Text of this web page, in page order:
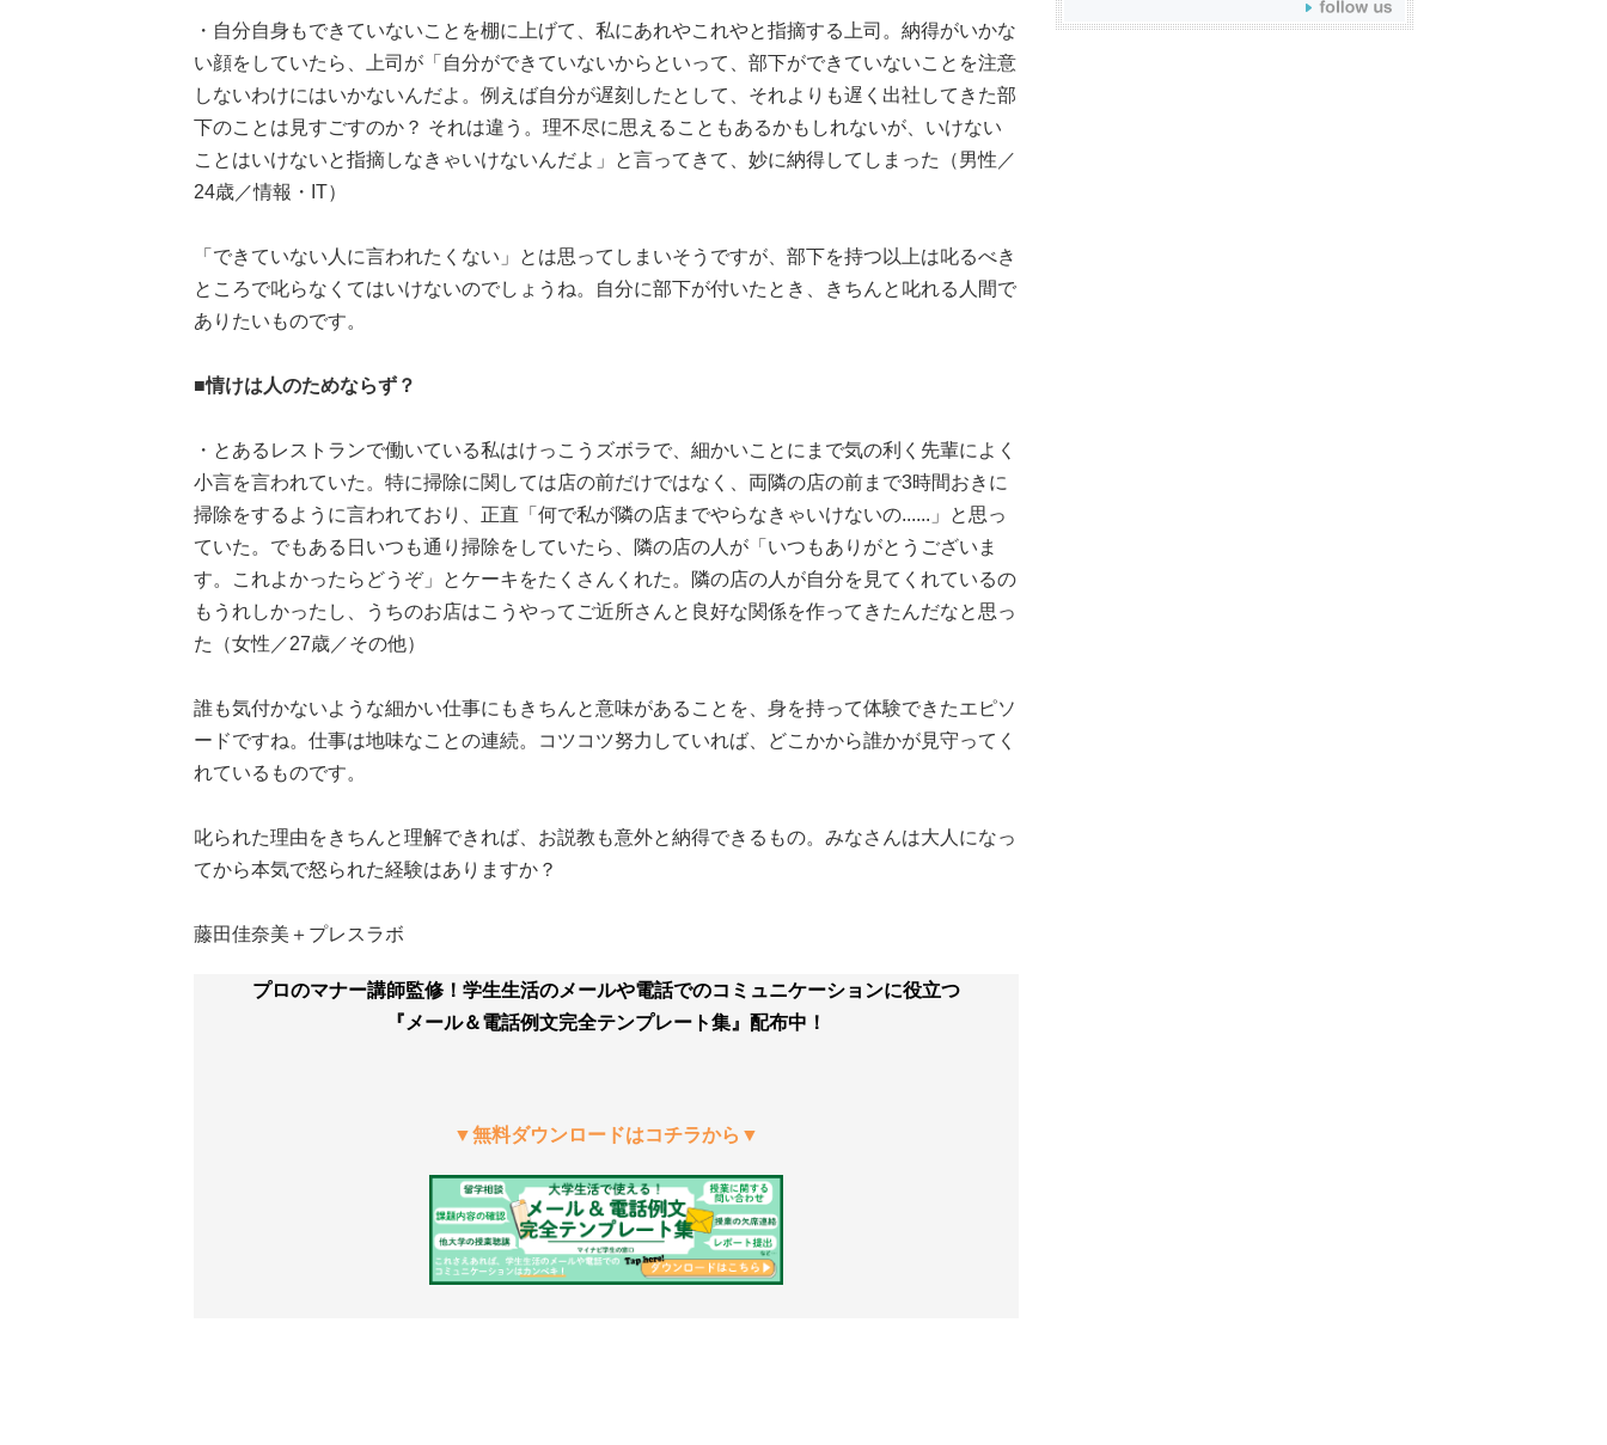
・自分自身もできていないことを棚に上げて、私にあれやこれやと指摘する上司。納得がいかな
い顔をしていたら、上司が「自分ができていないからといって、部下ができていないことを注意
しないわけにはいかないんだよ。例えば自分が遅刻したとして、それよりも遅く出社してきた部
下のことは見すごすのか？ それは違う。理不尽に思えることもあるかもしれないが、いけない
ことはいけないと指摘しなきゃいけないんだよ」と言ってきて、妙に納得してしまった（男性／
24歳／情報・IT）
「できていない人に言われたくない」とは思ってしまいそうですが、部下を持つ以上は叱るべき
ところで叱らなくてはいけないのでしょうね。自分に部下が付いたとき、きちんと叱れる人間で
ありたいものです。
■情けは人のためならず？
・とあるレストランで働いている私はけっこうズボラで、細かいことにまで気の利く先輩によく
小言を言われていた。特に掃除に関しては店の前だけではなく、両隣の店の前まで3時間おきに
掃除をするように言われており、正直「何で私が隣の店までやらなきゃいけないの......」と思っ
ていた。でもある日いつも通り掃除をしていたら、隣の店の人が「いつもありがとうございま
す。これよかったらどうぞ」とケーキをたくさんくれた。隣の店の人が自分を見てくれているの
もうれしかったし、うちのお店はこうやってご近所さんと良好な関係を作ってきたんだなと思っ
た（女性／27歳／その他）
誰も気付かないような細かい仕事にもきちんと意味があることを、身を持って体験できたエピソ
ードですね。仕事は地味なことの連続。コツコツ努力していれば、どこかから誰かが見守ってく
れているものです。
叱られた理由をきちんと理解できれば、お説教も意外と納得できるもの。みなさんは大人になっ
てから本気で怒られた経験はありますか？
藤田佳奈美＋プレスラボ
プロのマナー講師監修！学生生活のメールや電話でのコミュニケーションに役立つ
『メール＆電話例文完全テンプレート集』配布中！
▼無料ダウンロードはコチラから▼